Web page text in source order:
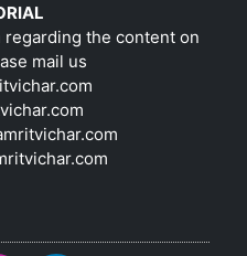
the content on
mail us